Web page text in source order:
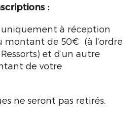
:
à réception
montant de 50€ (à l’ordre
et d’un autre
de votre
ne seront pas retirés.